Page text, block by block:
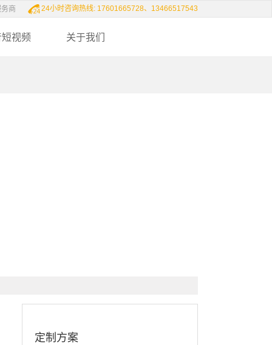
商 24小时咨询热线: 17601665728、13466517543
视频 关于我们
定制方案